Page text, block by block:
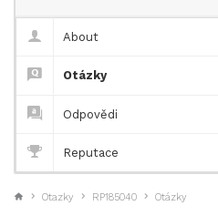
About
Otázky
Odpovědi
Reputace
Otazky RP185040 Otázky